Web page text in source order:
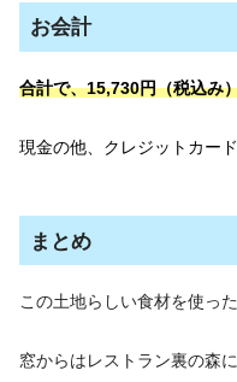
お会計
合計で、15,730円（税込み
現金の他、クレジットカー
まとめ
この土地らしい食材を使っ
窓からはレストラン裏の森